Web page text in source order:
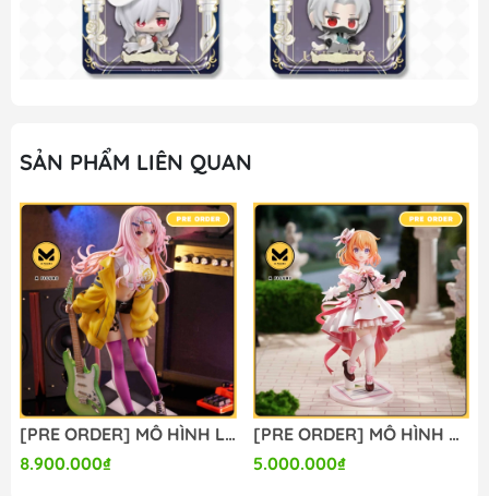
SẢN PHẨM LIÊN QUAN
[PRE ORDER] MÔ HÌNH Limelight Lemonade Jam - Harumi Ena - 1/3.5 (Alice Glint) FIGURE CHÍNH HÃNG
8.900.000₫
[PRE ORDER] MÔ HÌNH Gochuumon wa Usagi Desu ka? - Hoto Kokoa - 1/7 - Dress Ver. (Luminous Box) FIGURE CHÍNH HÃNG
5.000.000₫